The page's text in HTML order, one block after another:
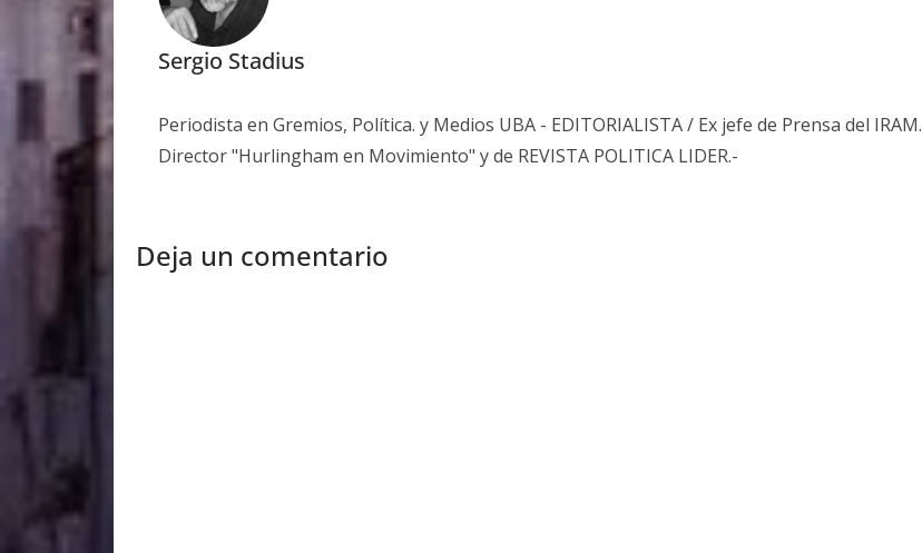
Sergio Stadius
Periodista en Gremios, Política. y Medios UBA - EDITORIALISTA / Ex jefe de Prensa del IRAM.
Director "Hurlingham en Movimiento" y de REVISTA POLITICA LIDER.-
Deja un comentario